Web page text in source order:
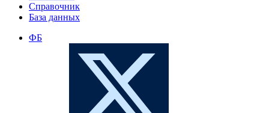
Справочник
База данных
ФБ